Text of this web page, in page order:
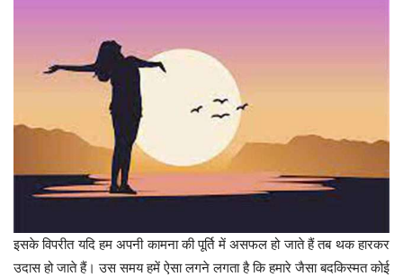
इसके विपरीत यदि हम अपनी कामना की पूर्ति में असफल हो जाते हैं तब थक हारकर
उदास हो जाते हैं। उस समय हमें ऐसा लगने लगता है कि हमारे जैसा बदकिस्मत कोई